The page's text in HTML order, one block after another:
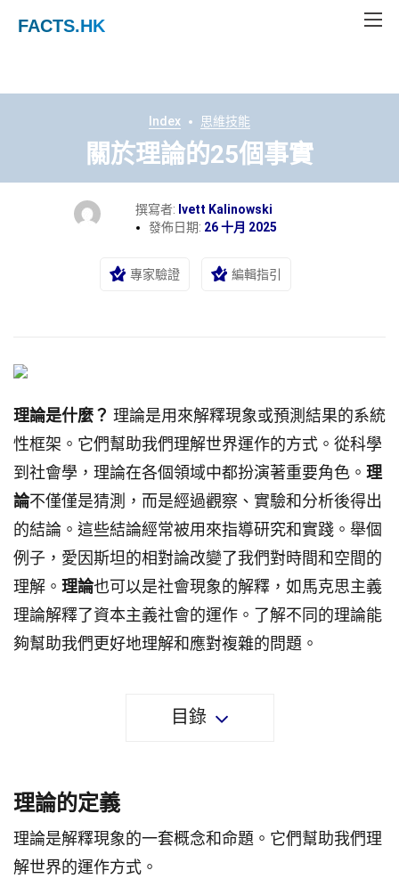
FACTS.HK
Index 思維技能
關於理論的25個事實
撰寫者: Ivett Kalinowski
發佈日期: 26 十月 2025
專家驗證 編輯指引
理論是什麼？ 理論是用來解釋現象或預測結果的系統
性框架。它們幫助我們理解世界運作的方式。從科學
到社會學，理論在各個領域中都扮演著重要角色。 理
論不僅僅是猜測，而是經過觀察、實驗和分析後得出
的結論。這些結論經常被用來指導研究和實踐。舉個
例子，愛因斯坦的相對論改變了我們對時間和空間的
理解。 理論也可以是社會現象的解釋，如馬克思主義
理論解釋了資本主義社會的運作。了解不同的理論能
夠幫助我們更好地理解和應對複雜的問題。
目錄
理論的定義
理論是解釋現象的一套概念和命題。它們幫助我們理
解世界的運作方式。